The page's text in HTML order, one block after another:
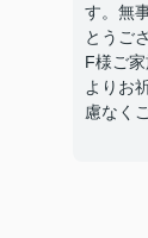
す。無
とうご
F様ご
よりお
慮なく